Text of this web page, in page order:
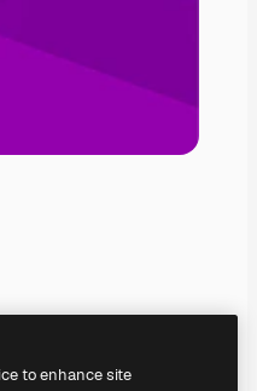
to enhance site